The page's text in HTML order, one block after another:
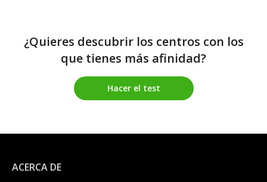
¿Quieres descubrir los centros con los
que tienes más afinidad?
Hacer el test
ACERCA DE